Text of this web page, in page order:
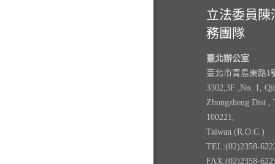
立法委員
務團隊
臺北辦公室
臺北市青島東路1
3302,3F ,No. 1,
Zhongzheng Dist.,
100221,
Taiwan (R.O.C.)
TEL:(02)2358-
FAX:(02)2358-